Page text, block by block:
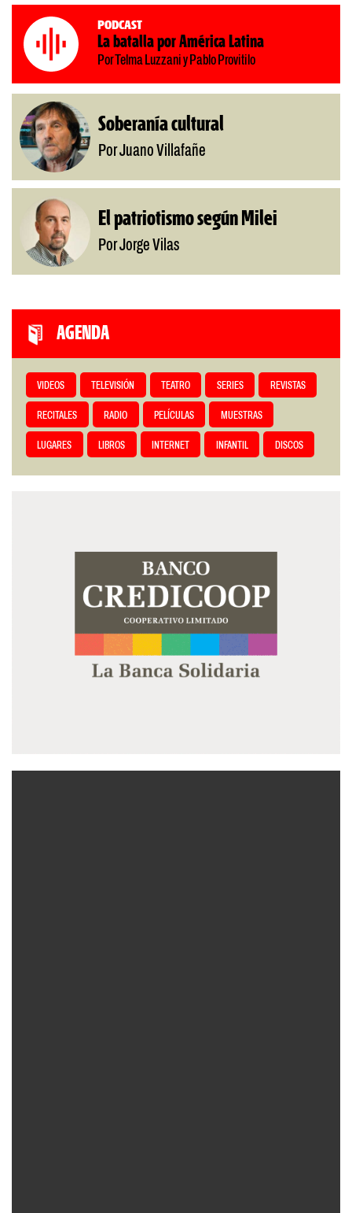
Podcast
La batalla por América Latina
Por Telma Luzzani y Pablo Provitilo
Soberanía cultural
Por Juano Villafañe
El patriotismo según Milei
Por Jorge Vilas
AGENDA
VIDEOS TELEVISIÓN TEATRO SERIES REVISTAS
RECITALES RADIO PELÍCULAS MUESTRAS
LUGARES LIBROS INTERNET INFANTIL DISCOS